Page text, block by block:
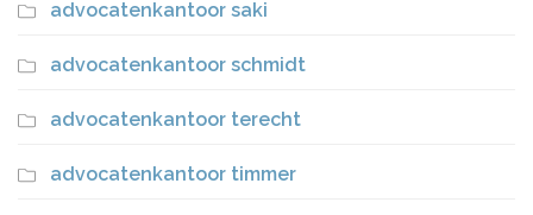
advocatenkantoor saki
advocatenkantoor schmidt
advocatenkantoor terecht
advocatenkantoor timmer